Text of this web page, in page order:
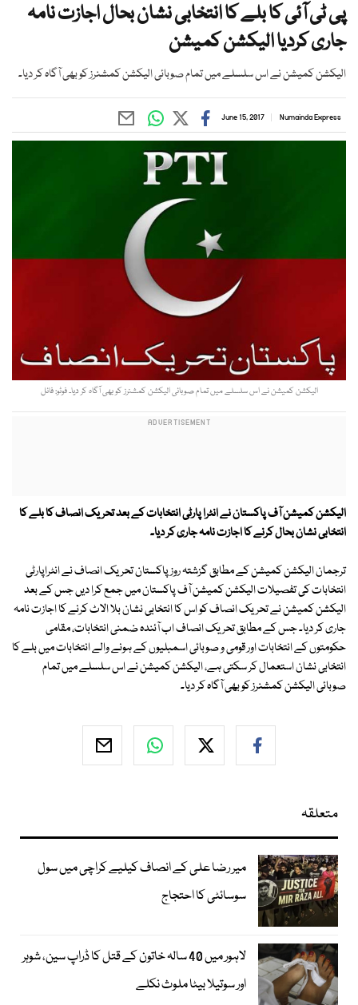
پی ٹی آئی کا بلے کا انتخابی نشان بحال اجازت نامہ
جاری کردیا الیکشن کمیشن
الیکشن کمیشن نے اس سلسلے میں تمام صوبائی الیکشن کمشنرز کو بھی آگاہ کر دیا۔
Numainda Express
June 15, 2017
الیکشن کمیشن نے اس سلسلے میں تمام صوبائی الیکشن کمشنرز کو بھی آگاہ کر دیا۔ فوٹو: فائل
الیکشن کمیشن آف پاکستان نے انٹرا پارٹی انتخابات کے بعد تحریک انصاف کا بلے کا
انتخابی نشان بحال کرنے کا اجازت نامہ جاری کر دیا۔
ترجمان الیکشن کمیشن کے مطابق گزشتہ روز پاکستان تحریک انصاف نے انٹراپارٹی
انتخابات کی تفصیلات الیکشن کمیشن آف پاکستان میں جمع کرا دیں جس کے بعد
الیکشن کمیشن نے تحریک انصاف کو اس کا انتخابی نشان بلا الاٹ کرنے کا اجازت نامہ
جاری کر دیا۔ جس کے مطابق تحریک انصاف اب آئندہ ضمنی انتخابات، مقامی
حکومتوں کے انتخابات اور قومی و صوبائی اسمبلیوں کے ہونے والے انتخابات میں بلے کا
انتخابی نشان استعمال کر سکتی ہے، الیکشن کمیشن نے اس سلسلے میں تمام
صوبائی الیکشن کمشنرز کو بھی آگاہ کر دیا۔
متعلقہ
میر رضا علی کے انصاف کیلیے کراچی میں سول
سوسائٹی کا احتجاج
لاہور میں 40 سالہ خاتون کے قتل کا ڈراپ سین، شوہر
اور سوتیلا بیٹا ملوث نکلے